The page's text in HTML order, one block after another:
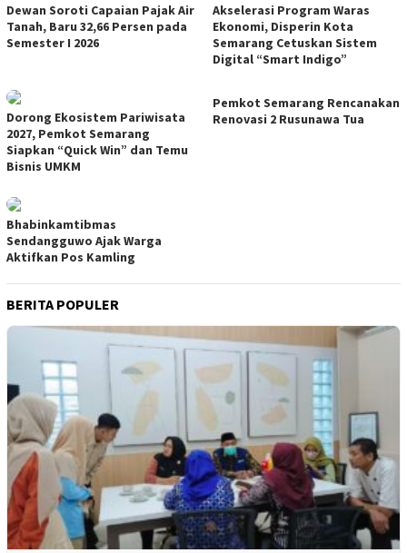
Dewan Soroti Capaian Pajak Air
Tanah, Baru 32,66 Persen pada
Semester I 2026
Akselerasi Program Waras
Ekonomi, Disperin Kota
Semarang Cetuskan Sistem
Digital “Smart Indigo”
Dorong Ekosistem Pariwisata
2027, Pemkot Semarang
Siapkan “Quick Win” dan Temu
Bisnis UMKM
Pemkot Semarang Rencanakan
Renovasi 2 Rusunawa Tua
Bhabinkamtibmas
Sendangguwo Ajak Warga
Aktifkan Pos Kamling
BERITA POPULER